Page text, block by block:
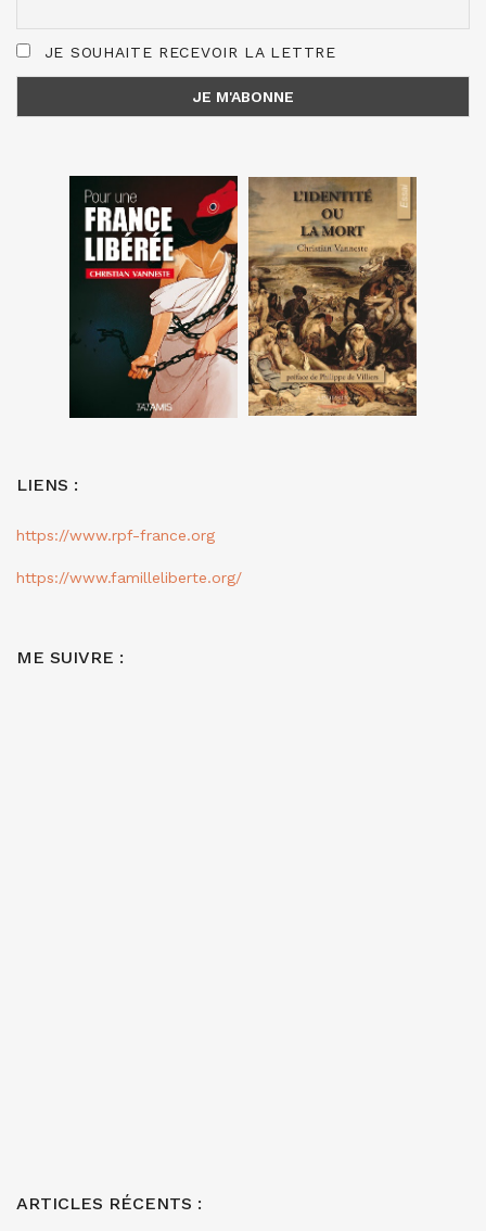
JE SOUHAITE RECEVOIR LA LETTRE
LIENS :
https://www.rpf-france.org
https://www.familleliberte.org/
ME SUIVRE :
ARTICLES RÉCENTS :